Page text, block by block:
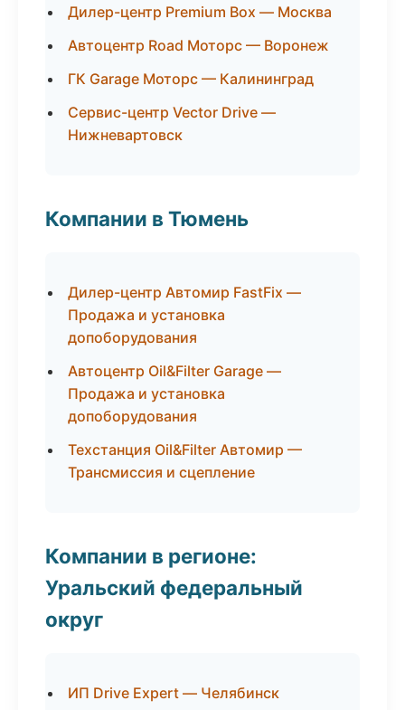
Дилер-центр Premium Box — Москва
Автоцентр Road Моторс — Воронеж
ГК Garage Моторс — Калининград
Сервис-центр Vector Drive —
Нижневартовск
Компании в Тюмень
Дилер-центр Автомир FastFix —
Продажа и установка
допоборудования
Автоцентр Oil&Filter Garage —
Продажа и установка
допоборудования
Техстанция Oil&Filter Автомир —
Трансмиссия и сцепление
Компании в регионе:
Уральский федеральный
округ
ИП Drive Expert — Челябинск